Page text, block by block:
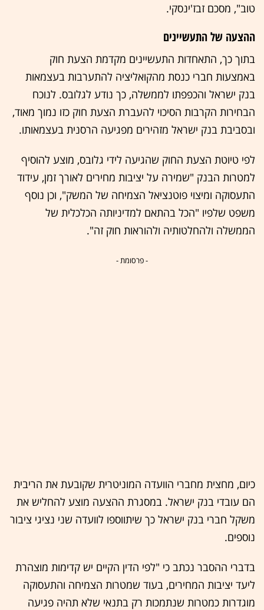
טוב", מסכם זבז'ינסקי.
ההצעה של התעשיינים
בתוך כך, התאחדות התעשיינים מקדמת הצעת חוק
באמצעות חברי כנסת מהקואליציה להתערבות בעצמאות
בנק ישראל והכפפתו לממשלה, כך נודע לגלובס. לנוכח
הבחירות הקרבות הסיכוי להעברת הצעת חוק כזו נמוך מאוד,
ובסביבת בנק ישראל מזהירים מפגיעה הרסנית בעצמאותו.
לפי טיוטת הצעת החוק שהגיעה לידי גלובס, מוצע להוסיף
למטרות הבנק "שמירה על יציבות מחירים לאורך זמן, עידוד
התעסוקה ומיצוי פוטנציאל הצמיחה של המשק", וכן נוסף
משפט שלפיו "הכל בהתאם למדיניותה הכלכלית של
הממשלה ולהחלטותיה ולהוראות חוק זה".
- פרסומת -
כיום, מחצית מחברי הוועדה המוניטרית שקובעת את הריבית
הם עובדי בנק ישראל. במסגרת ההצעה מוצע להחליש את
משקל חברי בנק ישראל כך שיתווספו לוועדה שני נציגי ציבור
נוספים.
בדברי ההסבר נכתב כי "לפי הדין הקיים יש קדימות מוצהרת
ליעד יציבות המחירים, בעוד שמטרות הצמיחה והתעסוקה
מוגדרות כמטרות שנתמכות רק בתנאי שלא תהיה פגיעה